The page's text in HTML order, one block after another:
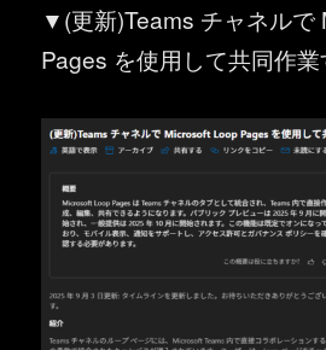
▼(更新)Teams チャネルで
Pages を使用して共同作業